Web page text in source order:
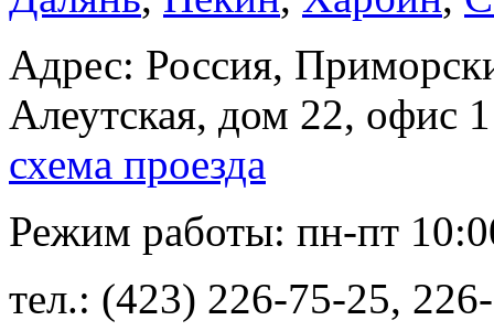
Адрес: Россия,
Алеутская, дом 22, офис 1
схема проезда
Режим работы: пн-пт
тел.: (423) 226-75-25,